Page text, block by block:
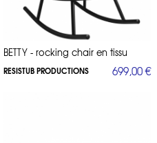
BETTY - rocking chair en tissu
RESISTUB PRODUCTIONS 699,00 €